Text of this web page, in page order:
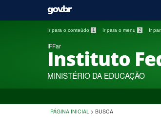
Ir para o conteúdo 1 Ir para o menu 2 Ir
IFFar
Instituto
MINISTÉRIO DA EDUCAÇÃO
PÁGINA INICIAL > BUSCA